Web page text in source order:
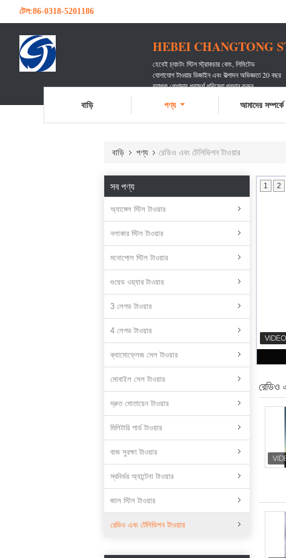
টেল:86-0318-5201186
HEBEI CHANGTONG
হেবেই চ্যাংটং স্টিল স্ট্রাকচার কোং, লিমিটেড
যোগাযোগ টাওয়ার ডিজাইন এবং উত্পাদন অভিজ্ঞতা 20 বছর
ব্যাপক পেশাদার পরামর্শ পরিষেবা প্রদান করুন
অগণিত যোগাযোগ বাহককে পরিবেশন করেছেন
বাড়ি পণ্য আমাদের সম্পর্কে
বাড়ি পণ্য রেডিও এবং টেলিভিশন টাওয়ার
সব পণ্য
অ্যাঙ্গেল স্টিল টাওয়ার
নলাকার স্টিল টাওয়ার
মনোপোল স্টিল টাওয়ার
গুয়েড ওয়্যার টাওয়ার
3 লেগড টাওয়ার
4 লেগড টাওয়ার
ক্যামোফ্লেজ সেল টাওয়ার
মোবাইল সেল টাওয়ার
দ্রুত মোতায়েন টাওয়ার
মিলিটারি গার্ড টাওয়ার
বাজ সুরক্ষা টাওয়ার
স্বনির্ভর অ্যান্টেনা টাওয়ার
জাল স্টিল টাওয়ার
রেডিও এবং টেলিভিশন টাওয়ার
1 2
রেডিও